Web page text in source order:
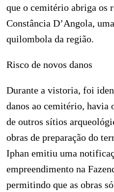
que o cemitério abriga os
Constância D’Angola,
quilombola da região.
Risco de novos danos
Durante a vistoria, foi
danos ao cemitério, havia
de outros sítios
obras de preparação do
Iphan emitiu uma
empreendimento na
permitindo que as obras